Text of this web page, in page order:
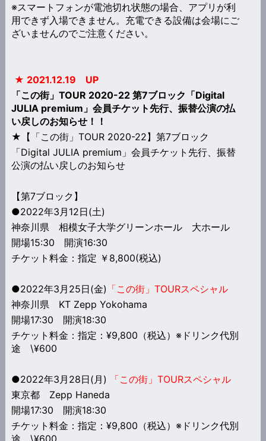
※スマートフォンが電池切れ状態の場合、アプリが利
用できず入場できません。充電できる設備は会場にご
ざいませんのでご注意ください。
★ 2021.12.19 UP
「この街」TOUR 2020-22 第7ブロック「Digital
JULIA premium」会員チケット先行、振替公演の払
い戻しのお知らせ！！
★【「この街」TOUR 2020-22】第7ブロック
「Digital JULIA premium」会員チケット先行、振替
公演の払い戻しのお知らせ
【第7ブロック】
●2022年3月12日(土)
神奈川県 相模女子大学グリーンホール 大ホール
開場15:30 開演16:30
チケット料金：指定 ￥8,800(税込)
●2022年3月25日(金) 「この街」TOURスペシャル
神奈川県 KT Zepp Yokohama
開場17:30 開演18:30
チケット料金：指定：¥9,800（税込）※ドリンク代別
途 \¥600
●2022年3月28日(月)
「この街」TOURスペシャル
東京都 Zepp Haneda
開場17:30 開演18:30
チケット料金：指定：¥9,800（税込）※ドリンク代別
途 \¥600